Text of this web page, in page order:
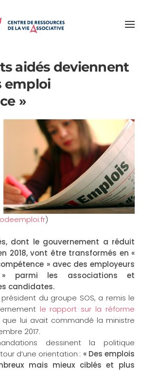
principal
aidés deviennent
emploi
»
)
dont le gouvernement a réduit
2018, vont être transformés en «
» avec des employeurs
» parmi les associations et
candidates.
du groupe SOS, a remis le
le rapport sur la réforme
que lui avait commandé la ministre
2017.
dessinent la politique
d’une orientation : « Des emplois
mais mieux ciblés et plus